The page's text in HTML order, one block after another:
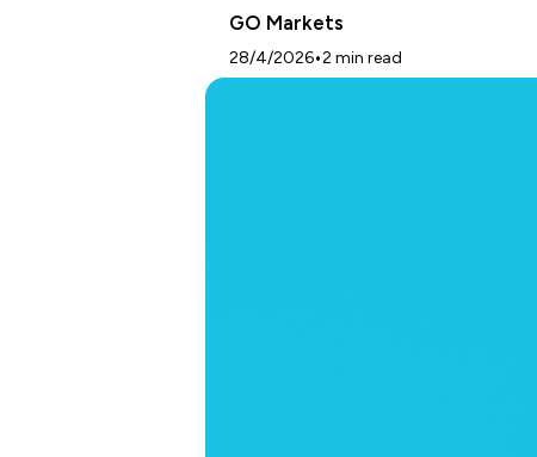
GO Markets
28/4/2026•2 min read